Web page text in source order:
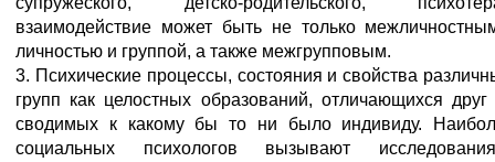
взаимодействие может быть не только
личностью и группой, а также межгрупповым.
3. Психические процессы, состояния и свойства
групп как целостных образований, отличающихся
сводимых к какому бы то ни было индивиду.
социальных психологов вызывают